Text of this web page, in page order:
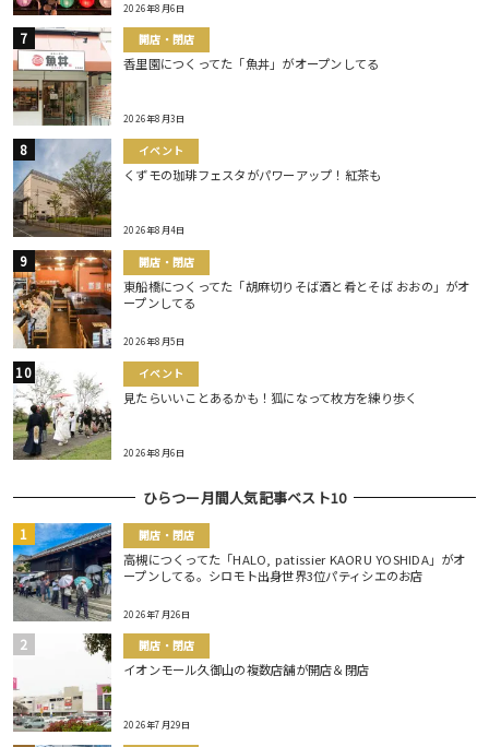
2026年8月6日
開店・閉店
香里園につくってた「魚丼」がオープンしてる
2026年8月3日
イベント
くずモの珈琲フェスタがパワーアップ！紅茶も
2026年8月4日
開店・閉店
東船橋につくってた「胡麻切りそば酒と肴とそば おおの」がオ
ープンしてる
2026年8月5日
イベント
見たらいいことあるかも！狐になって枚方を練り歩く
2026年8月6日
ひらつー月間人気記事ベスト10
開店・閉店
高槻につくってた「HALO, patissier KAORU YOSHIDA」がオ
ープンしてる。シロモト出身世界3位パティシエのお店
2026年7月26日
開店・閉店
イオンモール久御山の複数店舗が開店＆閉店
2026年7月29日